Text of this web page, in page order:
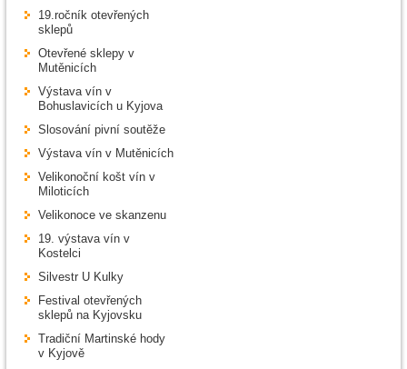
19.ročník otevřených
sklepů
Otevřené sklepy v
Mutěnicích
Výstava vín v
Bohuslavicích u Kyjova
Slosování pivní soutěže
Výstava vín v Mutěnicích
Velikonoční košt vín v
Miloticích
Velikonoce ve skanzenu
19. výstava vín v
Kostelci
Silvestr U Kulky
Festival otevřených
sklepů na Kyjovsku
Tradiční Martinské hody
v Kyjově